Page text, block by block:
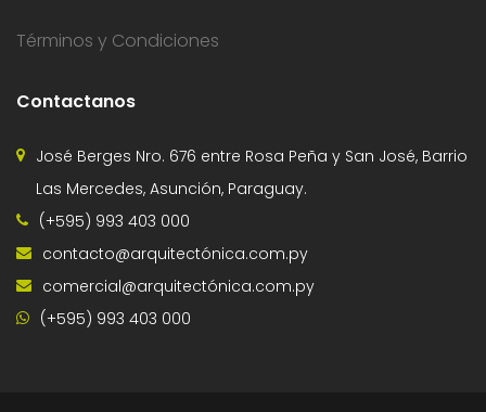
Términos y Condiciones
Contactanos
José Berges Nro. 676 entre Rosa Peña y San José, Barrio
Las Mercedes, Asunción, Paraguay.
(+595) 993 403 000
contacto@arquitectónica.com.py
comercial@arquitectónica.com.py
(+595) 993 403 000